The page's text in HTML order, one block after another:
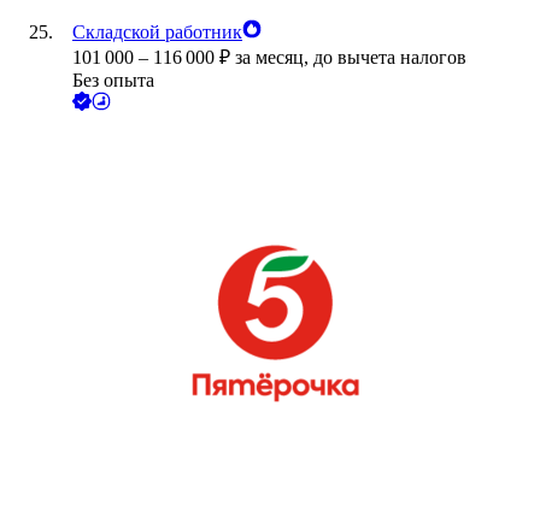
Складской работник
101 000 – 116 000 ₽ за месяц, до вычета налогов
Без опыта